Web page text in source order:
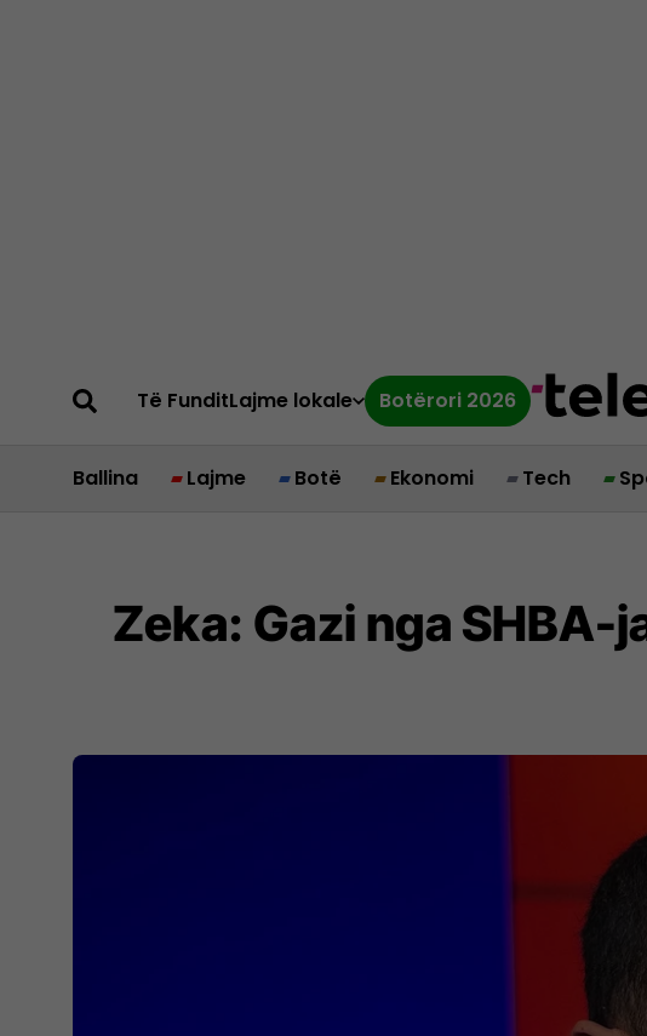
Të FunditLajme lokale Botërori 2026
Ballina Lajme Botë Ekonomi Tech
Zeka: Gazi nga